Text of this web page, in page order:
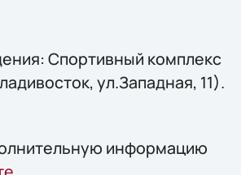
Спортивный комплекс
ул.Западная, 11).
информацию